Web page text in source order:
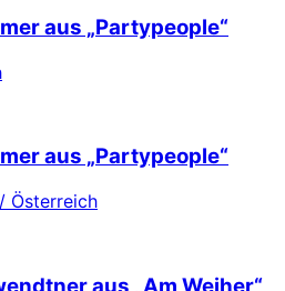
aus „Partypeople“
aus „Partypeople“
Österreich
aus „Am Weiher“